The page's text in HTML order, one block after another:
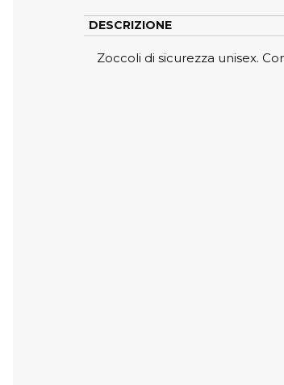
DESCRIZIONE
Zoccoli di sicurezza unisex.